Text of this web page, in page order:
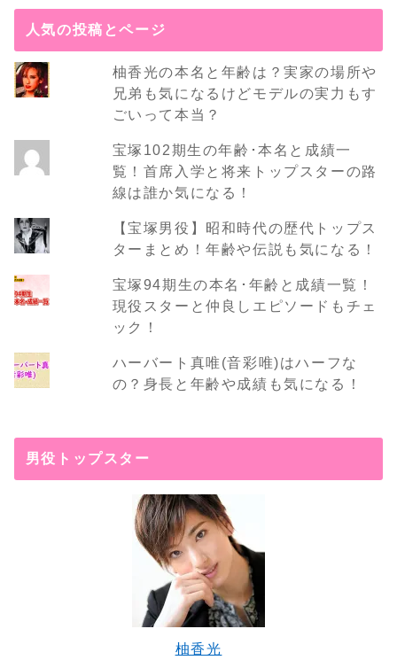
人気の投稿とページ
柚香光の本名と年齢は？実家の場所や
兄弟も気になるけどモデルの実力もす
ごいって本当？
宝塚102期生の年齢･本名と成績一
覧！首席入学と将来トップスターの路
線は誰か気になる！
【宝塚男役】昭和時代の歴代トップス
ターまとめ！年齢や伝説も気になる！
宝塚94期生の本名･年齢と成績一覧！
現役スターと仲良しエピソードもチェ
ック！
ハーバート真唯(音彩唯)はハーフな
の？身長と年齢や成績も気になる！
男役トップスター
柚香光